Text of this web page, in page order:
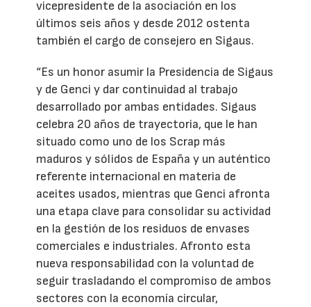
vicepresidente de la asociación en los
últimos seis años y desde 2012 ostenta
también el cargo de consejero en Sigaus.
“Es un honor asumir la Presidencia de Sigaus
y de Genci y dar continuidad al trabajo
desarrollado por ambas entidades. Sigaus
celebra 20 años de trayectoria, que le han
situado como uno de los Scrap más
maduros y sólidos de España y un auténtico
referente internacional en materia de
aceites usados, mientras que Genci afronta
una etapa clave para consolidar su actividad
en la gestión de los residuos de envases
comerciales e industriales. Afronto esta
nueva responsabilidad con la voluntad de
seguir trasladando el compromiso de ambos
sectores con la economía circular,